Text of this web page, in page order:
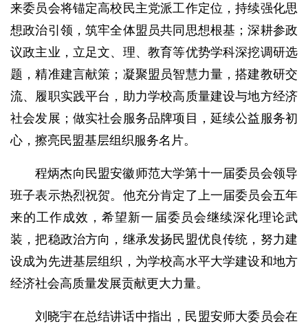
来委员会将锚定高校民主党派工作定位，持续强化思
想政治引领，筑牢全体盟员共同思想根基；深耕参政
议政主业，立足文、理、教育等优势学科深挖调研选
题，精准建言献策；凝聚盟员智慧力量，搭建教研交
流、履职实践平台，助力学校高质量建设与地方经济
社会发展；做实社会服务品牌项目，延续公益服务初
心，擦亮民盟基层组织服务名片。
程炳杰向民盟安徽师范大学第十一届委员会领导
班子表示热烈祝贺。他充分肯定了上一届委员会五年
来的工作成效，希望新一届委员会继续深化理论武
装，把稳政治方向，继承发扬民盟优良传统，努力建
设成为先进基层组织，为学校高水平大学建设和地方
经济社会高质量发展贡献更大力量。
刘晓宇在总结讲话中指出，民盟安师大委员会在